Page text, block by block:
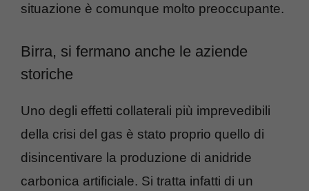
situazione è comunque molto preoccupante.
Birra, si fermano anche le aziende
storiche
Uno degli effetti collaterali più imprevedibili
della crisi del gas è stato proprio quello di
disincentivare la produzione di anidride
carbonica artificiale. Si tratta infatti di un